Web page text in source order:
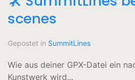
scenes
Gepostet in SummitLines
Wie aus deiner GPX-Datei ein
Kunstwerk wird...